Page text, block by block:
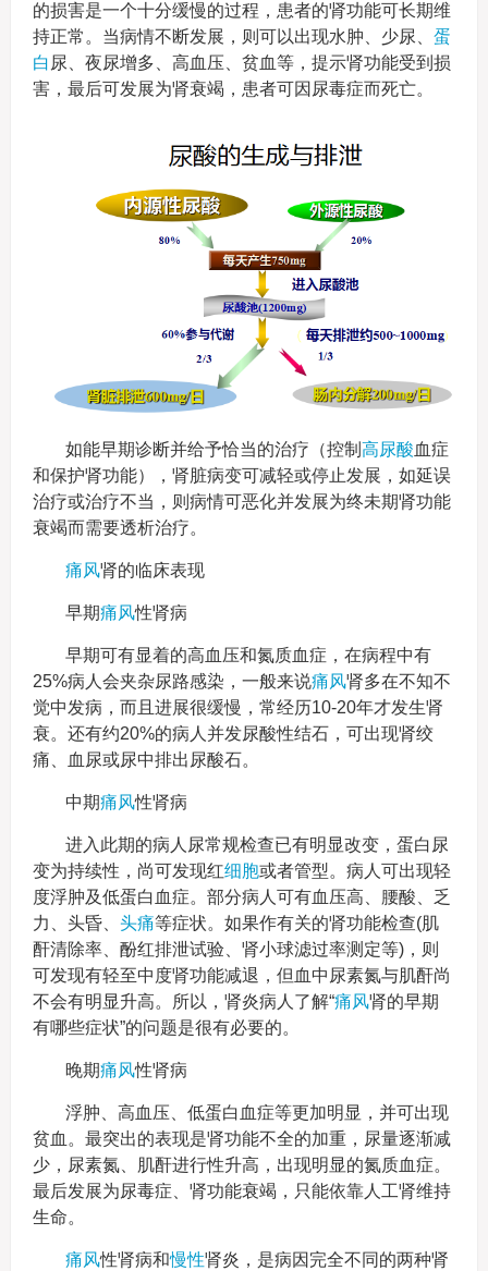
的损害是一个十分缓慢的过程，患者的肾功能可长期维
持正常。当病情不断发展，则可以出现水肿、少尿、 蛋
白 尿、夜尿增多、高血压、贫血等，提示肾功能受到损
害，最后可发展为肾衰竭，患者可因尿毒症而死亡。
如能早期诊断并给予恰当的治疗（控制 高尿酸血症
和保护肾功能），肾脏病变可减轻或停止发展，如延误
治疗或治疗不当，则病情可恶化并发展为终未期肾功能
衰竭而需要透析治疗。
痛风肾的临床表现
早期痛风性肾病
早期可有显着的高血压和氮质血症，在病程中有
25%病人会夹杂尿路感染，一般来说痛风肾多在不知不
觉中发病，而且进展很缓慢，常经历10-20年才发生肾
衰。还有约20%的病人并发尿酸性结石，可出现肾绞
痛、血尿或尿中排出尿酸石。
中期痛风性肾病
进入此期的病人尿常规检查已有明显改变，蛋白尿
变为持续性，尚可发现红细胞或者管型。病人可出现轻
度浮肿及低蛋白血症。部分病人可有血压高、腰酸、乏
力、头昏、 头痛等症状。如果作有关的肾功能检查(肌
酐清除率、酚红排泄试验、肾小球滤过率测定等)，则
可发现有轻至中度肾功能减退，但血中尿素氮与肌酐尚
不会有明显升高。所以，肾炎病人了解“痛风肾的早期
有哪些症状”的问题是很有必要的。
晚期痛风性肾病
浮肿、高血压、低蛋白血症等更加明显，并可出现
贫血。最突出的表现是肾功能不全的加重，尿量逐渐减
少，尿素氮、肌酐进行性升高，出现明显的氮质血症。
最后发展为尿毒症、肾功能衰竭，只能依靠人工肾维持
生命。
痛风性肾病和慢性肾炎，是病因完全不同的两种肾